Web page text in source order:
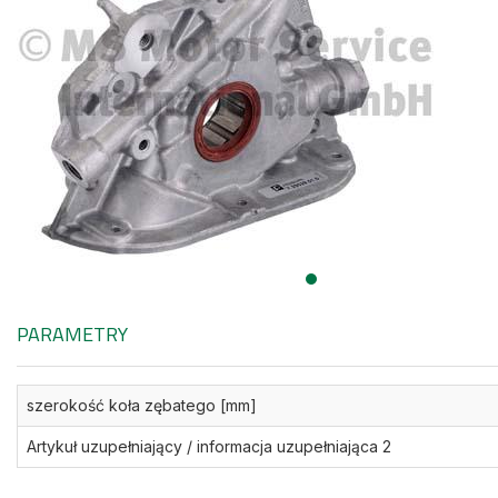
PARAMETRY
szerokość koła zębatego [mm]
Artykuł uzupełniający / informacja uzupełniająca 2